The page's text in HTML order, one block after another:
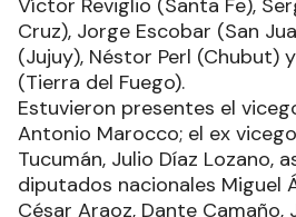
Víctor Reviglio (Santa Fe),
Cruz), Jorge Escobar (San
(Jujuy), Néstor Perl (Chubut)
(Tierra del Fuego).
Estuvieron presentes el
Antonio Marocco; el ex
Tucumán, Julio Díaz Lozano,
diputados nacionales Miguel
César Araoz, Dante Camaño,